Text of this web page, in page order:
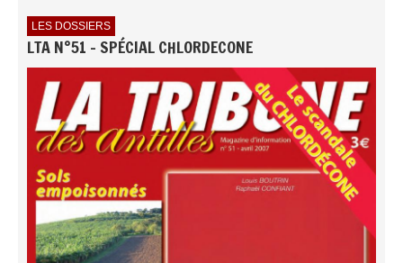
LES DOSSIERS
LTA N°51 - SPÉCIAL CHLORDECONE